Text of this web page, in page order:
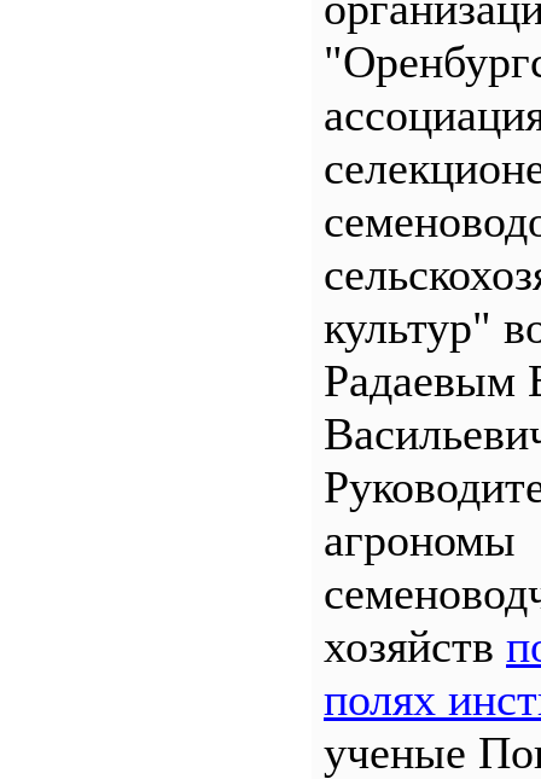
культур"
Радаевым
агрономы
хозяйств
полях
ученые